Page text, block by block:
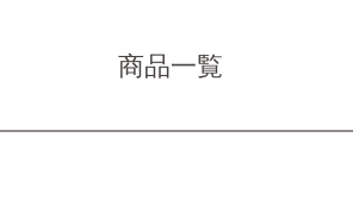
商品一覧